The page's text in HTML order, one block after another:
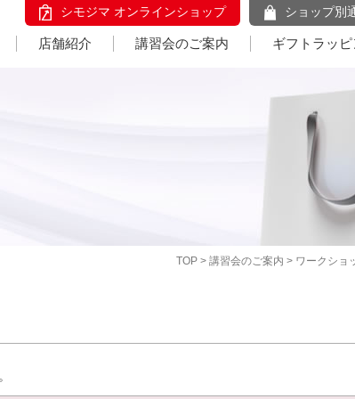
シモジマ オンラインショップ ショップ別
店舗紹介 講習会のご案内 ギフトラッ
TOP > 講習会のご案内 > ワークショ